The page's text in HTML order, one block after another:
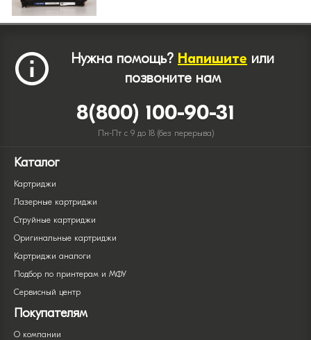
Нужна помощь? Напишите или
позвоните нам
8(800) 100-90-31
Пн-Пт с 9 до 18 (без перерыва)
Каталог
Картриджи
Лазерные картриджи
Струйные картриджи
Оригинальные картриджи
Картриджи аналоги
Подбор по принтерам и МФУ
Сервисный центр
Покупателям
О компании